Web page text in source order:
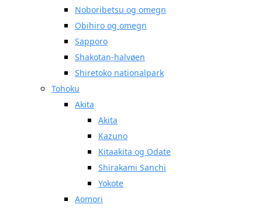
Noboribetsu og omegn
Obihiro og omegn
Sapporo
Shakotan-halvøen
Shiretoko nationalpark
Tohoku
Akita
Akita
Kazuno
Kitaakita og Odate
Shirakami Sanchi
Yokote
Aomori